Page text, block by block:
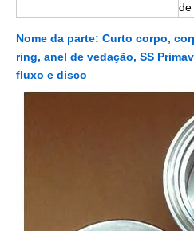
de
Nome da parte: Curto corpo,
ring, anel de vedação, SS
fluxo e disco